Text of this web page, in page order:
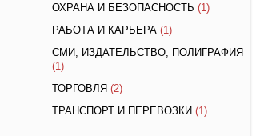
ОХРАНА И БЕЗОПАСНОСТЬ (1)
РАБОТА И КАРЬЕРА (1)
СМИ, ИЗДАТЕЛЬСТВО, ПОЛИГРАФИЯ
(1)
ТОРГОВЛЯ (2)
ТРАНСПОРТ И ПЕРЕВОЗКИ (1)